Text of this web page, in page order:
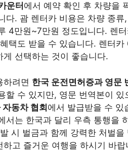
운터 에서 예약 확인 후 차량을
다. 괌 렌터카 비용은 차량 종
4만원~7만원 정도입니다. 렌
택도 받을 수 있습니다. 렌터카
게 선택하는 것이 좋습니다.
하려면 한국 운전면허증과 영문
할 수 있지만, 영문 번역본이
동차 협회에서 발급받을 수 있
서는 한국과 달리 우측 통행을
시 벌금과 함께 강력한 처벌
고 즐거운 여행을 하시기 바랍